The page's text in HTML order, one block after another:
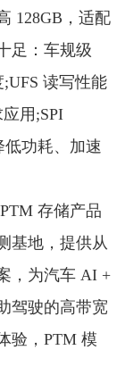
128GB，适配
足：车规级
读写性能
用;SPI
功耗、加速
存储产品
基地，提供从
，为汽车 AI +
驾驶的高带宽
验，PTM 模